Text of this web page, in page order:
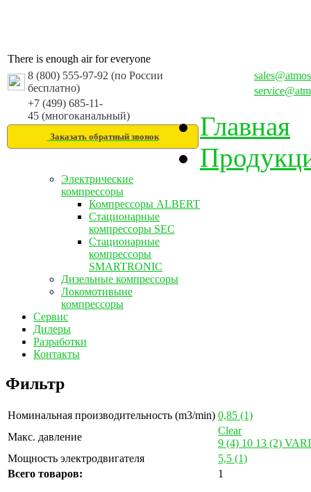
There is enough air for everyone
8 (800) 555-97-92 (по России
бесплатно)
+7 (499) 685-11-
45 (многоканальный)
Заказать обратный звонок
Главная
Электрические
компрессоры
Компрессоры ALBERT
Стационарные
компрессоры SEC
Стационарные
компрессоры
SMARTRONIC
Дизельные компрессоры
Локомотивыне
компрессоры
Сервис
Дилеры
Разработки
Контакты
Фильтр
Номинальная производительность (m3/min) 0,85 (1)
Макс. давление
Clear
9 (4) 10 13 (2)
Мощность электродвигателя
5,5 (1)
Всего товаров:
1